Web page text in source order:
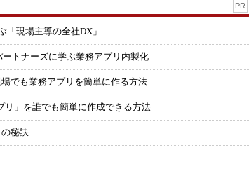
PR
「現場主導の全社DX」
トナーズに学ぶ業務アプリ内製化
でも業務アプリを簡単に作る方法
リ」を誰でも簡単に作成できる方法
秘訣